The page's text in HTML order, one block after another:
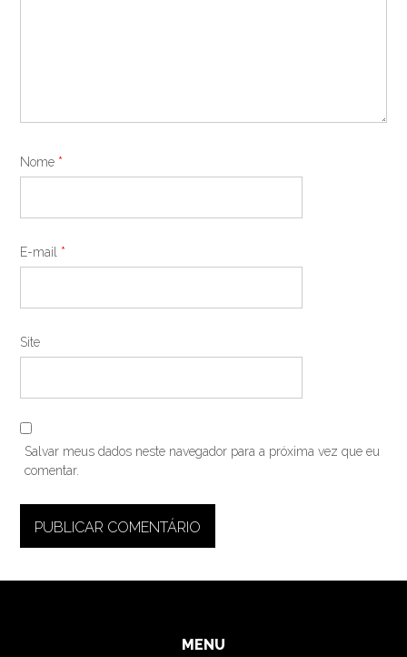
Nome *
E-mail *
Site
Salvar meus dados neste navegador para a próxima vez que eu
comentar.
MENU